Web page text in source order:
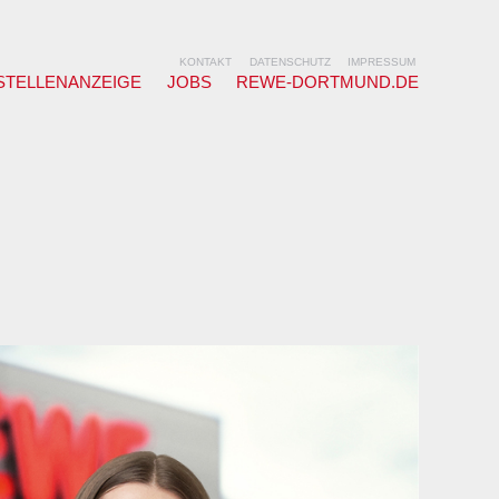
KONTAKT DATENSCHUTZ IMPRESSUM
JOBS REWE-DORTMUND.DE